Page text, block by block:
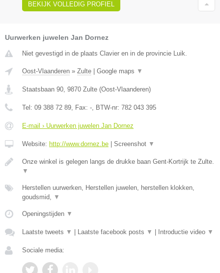
BEKIJK VOLLEDIG PROFIEL
Uurwerken juwelen Jan Dornez
Niet gevestigd in de plaats Clavier en in de provincie Luik.
Oost-Vlaanderen » Zulte Google maps ▼
Staatsbaan 90, 9870 Zulte (Oost-Vlaanderen)
Tel: 09 388 72 89, Fax: -, BTW-nr: 782 043 395
E-mail › Uurwerken juwelen Jan Dornez
Website: http://www.dornez.be Screenshot ▼
Onze winkel is gelegen langs de drukke baan Gent-Kortrijk te Zulte.
▼
Herstellen uurwerken, Herstellen juwelen, herstellen klokken,
goudsmid, ▼
Openingstijden ▼
Laatste tweets ▼ Laatste facebook posts ▼ Introductie video ▼
Sociale media: